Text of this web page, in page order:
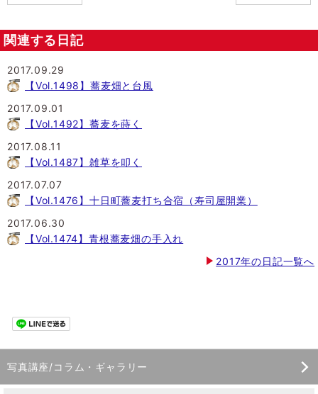
関連する日記
2017.09.29
【Vol.1498】蕎麦畑と台風
2017.09.01
【Vol.1492】蕎麦を蒔く
2017.08.11
【Vol.1487】雑草を叩く
2017.07.07
【Vol.1476】十日町蕎麦打ち合宿（寿司屋開業）
2017.06.30
【Vol.1474】青根蕎麦畑の手入れ
2017年の日記一覧へ
写真講座/コラム・ギャラリー